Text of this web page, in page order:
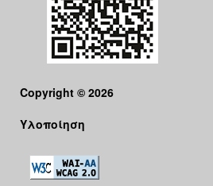
Copyright © 2026
Υλοποίηση